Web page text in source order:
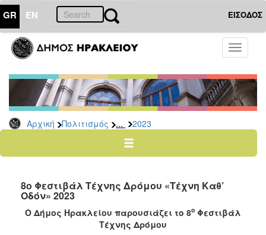
GR EN ΕΙΣΟΔΟΣ
Toggle
Αρχική Πολιτισμός ... 2023
ΠΟΛΙΤΙΣΜΟΣ
Ηράκλειο
–
Καλοκαίρι
Φεστιβάλ
καθ’
οδόν
2024
8ο Φεστιβάλ Τέχνης Δρόμου «Τέχνη Καθ’
Οδόν» 2023
Ο Δήμος Ηρακλείου παρουσιάζει το 8ο Φεστιβάλ
Τέχνης Δρόμου